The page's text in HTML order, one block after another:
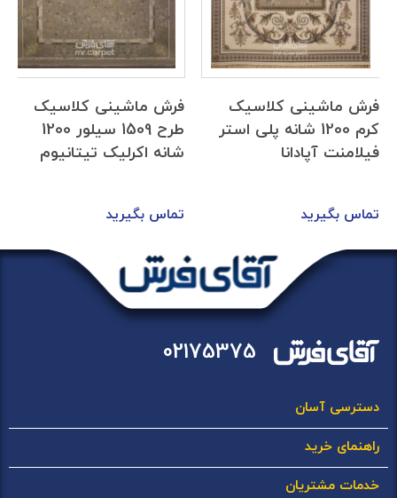
فرش ماشینی کلاسیک
کرم 1200 شانه پلی استر
فیلامنت آپادانا
تماس بگیرید
فرش ماشینی کلاسیک
طرح 1509 سیلور 1200
شانه اکرلیک تیتانیوم
تماس بگیرید
02175375
دسترسی آسان
راهنمای خرید
خدمات مشتریان